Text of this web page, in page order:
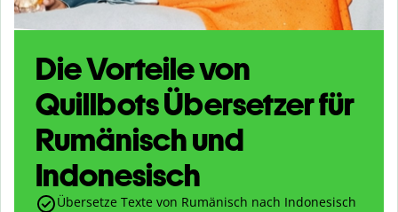
Die Vorteile von
Quillbots Übersetzer für
Rumänisch und
Indonesisch
Übersetze Texte von Rumänisch nach Indonesisch